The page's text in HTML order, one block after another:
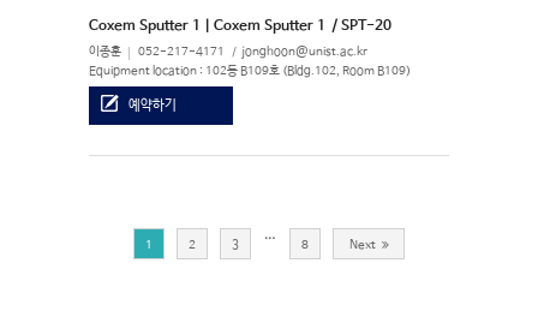
Coxem Sputter 1 | Coxem Sputter 1 / SPT-20
이종훈 052-217-4171 jonghoon@unist.ac.kr
Equipment location : 102동 B109호 (Bldg.102, Room B109)
예약하기
1 2 3 … 8 Next